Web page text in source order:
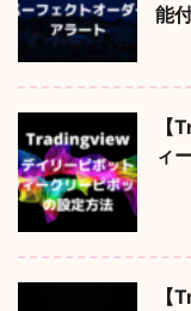
能
【
ィ
【